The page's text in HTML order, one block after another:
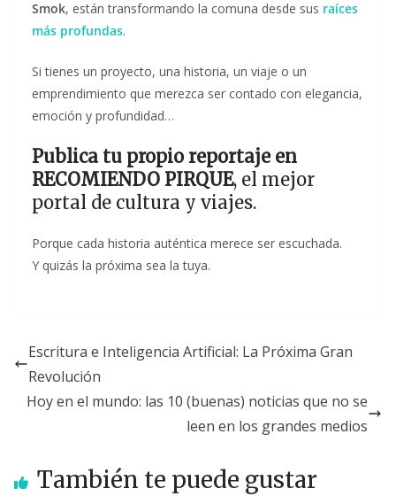
Smok, están transformando la comuna desde sus raíces
más profundas.
Si tienes un proyecto, una historia, un viaje o un
emprendimiento que merezca ser contado con elegancia,
emoción y profundidad…
Publica tu propio reportaje en
RECOMIENDO PIRQUE, el mejor
portal de cultura y viajes.
Porque cada historia auténtica merece ser escuchada.
Y quizás la próxima sea la tuya.
Escritura e Inteligencia Artificial: La Próxima Gran
Revolución
Hoy en el mundo: las 10 (buenas) noticias que no se
leen en los grandes medios
También te puede gustar